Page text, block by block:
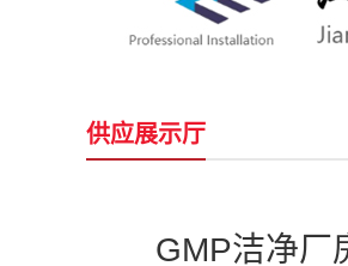
供应展示厅
GMP洁净厂